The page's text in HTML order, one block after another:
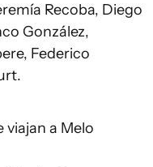
Recoba, Diego
González,
Federico
viajan a Melo